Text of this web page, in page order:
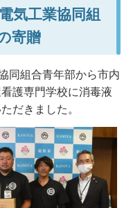
気工業協同組
寄贈
同組合青年部から市内
護専門学校に消毒液
だきました。